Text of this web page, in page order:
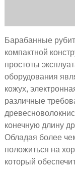
Барабанные
компактной
простоты
оборудования
кожух,
различные
конечную длину
Обладая более
положиться на
который